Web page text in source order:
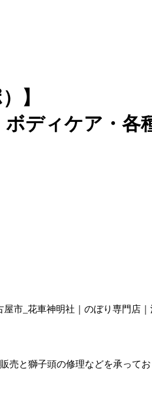
】
ディケア・各
市_花車神明社｜のぼり専門店
と獅子頭の修理などを承ってお